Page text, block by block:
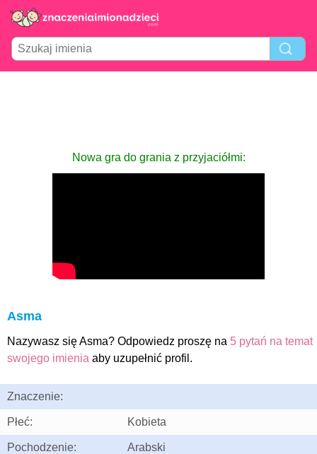
Nowa gra do grania z przyjaciółmi:
Asma
Nazywasz się Asma? Odpowiedz proszę na 5 pytań na temat
swojego imienia aby uzupełnić profil.
Znaczenie:
Płeć: Kobieta
Pochodzenie: Arabski